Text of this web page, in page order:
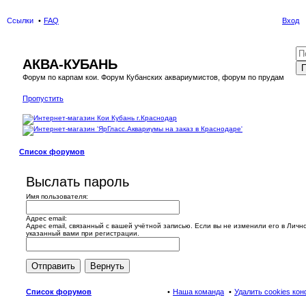
Ссылки FAQ Вход
АКВА-КУБАНЬ
Форум по карпам кои. Форум Кубанских аквариумистов, форум по прудам
Пропустить
Список форумов
Выслать пароль
Имя пользователя:
Адрес email:
Адрес email, связанный с вашей учётной записью. Если вы не изменили его в
указанный вами при регистрации.
Список форумов Удалить cookies
Наша команда